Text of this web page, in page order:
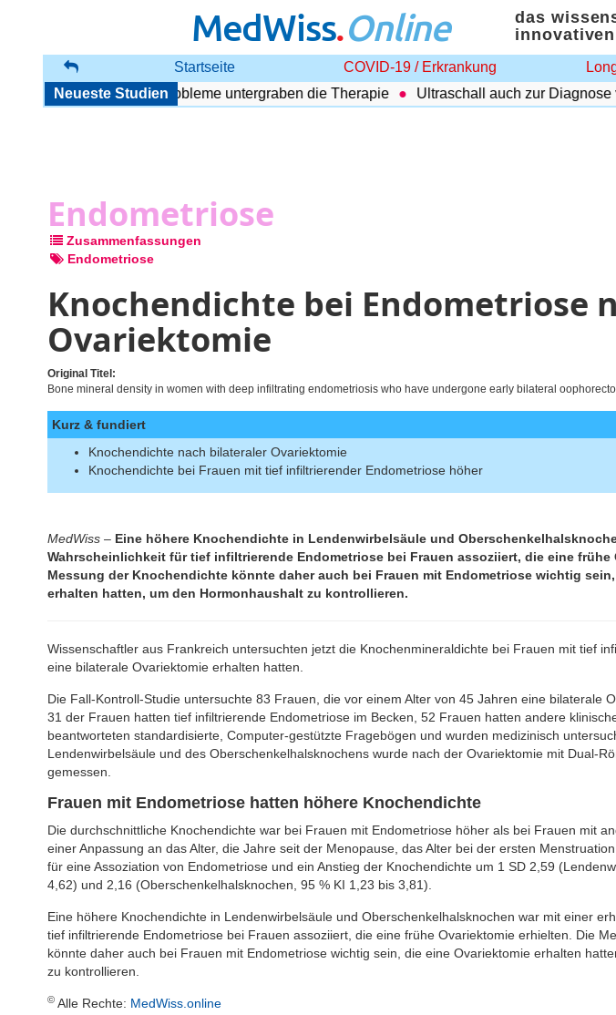
MedWiss.Online
das
Startseite COVID-19 / Erkrankung
Neueste Studien
Begleitende Probleme untergraben die Therapie Ultraschall auch zur Diagnose
Endometriose
Zusammenfassungen
Endometriose
Knochendichte bei Endometriose
Ovariektomie
Original Titel:
Bone mineral density in women with deep infiltrating endometriosis who have undergone early bilateral
Kurz & fundiert
Knochendichte nach bilateraler Ovariektomie
Knochendichte bei Frauen mit tief infiltrierender Endometriose höher
MedWiss – Eine höhere Knochendichte in Lendenwirbelsäule und
Wahrscheinlichkeit für tief infiltrierende Endometriose bei Frauen assoziiert, die eine frühe
Messung der Knochendichte könnte daher auch bei Frauen mit Endometriose wichtig
erhalten hatten, um den Hormonhaushalt zu kontrollieren.
Wissenschaftler aus Frankreich untersuchten jetzt die Knochenmineraldichte bei Frauen mit tief
eine bilaterale Ovariektomie erhalten hatten.
Die Fall-Kontroll-Studie untersuchte 83 Frauen, die vor einem Alter von 45 Jahren eine bilaterale
31 der Frauen hatten tief infiltrierende Endometriose im Becken, 52 Frauen hatten andere
beantworteten standardisierte, Computer-gestützte Fragebögen und wurden medizinisch
Lendenwirbelsäule und des Oberschenkelhalsknochens wurde nach der Ovariektomie mit Dual-
gemessen.
Frauen mit Endometriose hatten höhere Knochendichte
Die durchschnittliche Knochendichte war bei Frauen mit Endometriose höher als bei Frauen mit
einer Anpassung an das Alter, die Jahre seit der Menopause, das Alter bei der ersten
für eine Assoziation von Endometriose und ein Anstieg der Knochendichte um 1 SD 2,59
4,62) und 2,16 (Oberschenkelhalsknochen, 95 % KI 1,23 bis 3,81).
Eine höhere Knochendichte in Lendenwirbelsäule und Oberschenkelhalsknochen war mit einer
tief infiltrierende Endometriose bei Frauen assoziiert, die eine frühe Ovariektomie erhielten. Die
könnte daher auch bei Frauen mit Endometriose wichtig sein, die eine Ovariektomie erhalten
zu kontrollieren.
© Alle Rechte: MedWiss.online